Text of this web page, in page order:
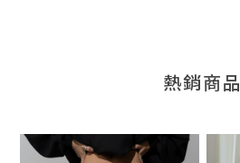
熱銷商品